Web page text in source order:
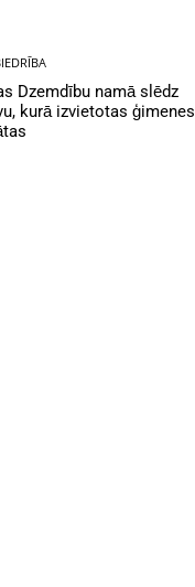
Dzemdību namā slēdz
kurā izvietotas ģimenes